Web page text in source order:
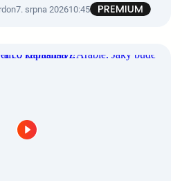
7. srpna 202610:45